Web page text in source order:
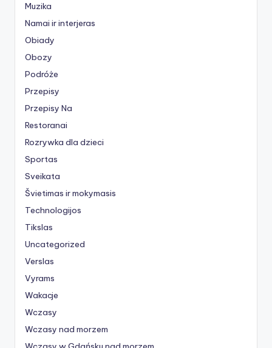
Muzika
Namai ir interjeras
Obiady
Obozy
Podróże
Przepisy
Przepisy Na
Restoranai
Rozrywka dla dzieci
Sportas
Sveikata
Švietimas ir mokymasis
Technologijos
Tikslas
Uncategorized
Verslas
Vyrams
Wakacje
Wczasy
Wczasy nad morzem